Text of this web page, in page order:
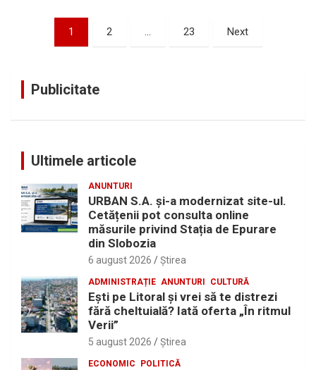
Paginație
articole
1 2 … 23 Next
Publicitate
Ultimele articole
ANUNTURI
URBAN S.A. și-a modernizat site-ul.
Cetățenii pot consulta online
măsurile privind Stația de Epurare
din Slobozia
6 august 2026 Ştirea
ADMINISTRAȚIE ANUNTURI CULTURĂ
Eşti pe Litoral şi vrei să te distrezi
fără cheltuială? Iată oferta „În ritmul
Verii”
5 august 2026 Ştirea
ECONOMIC POLITICĂ